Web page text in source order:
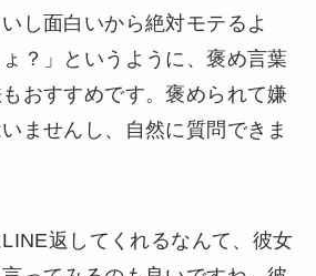
いし面白いから絶対モテるよ
？」というように、褒め言葉
おすすめです。褒められて嫌
ませんし、自然に質問できま
LINE返してくれるなんて、彼女